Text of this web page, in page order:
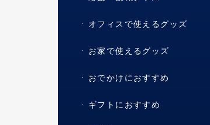
オフィスで使えるグッズ
お家で使えるグッズ
おでかけにおすすめ
ギフトにおすすめ